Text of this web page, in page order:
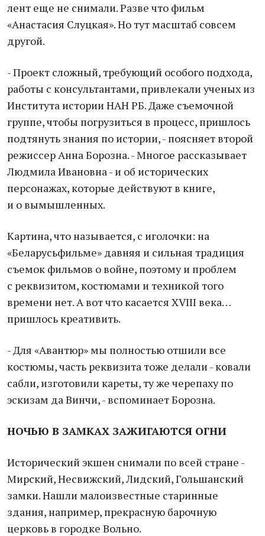
лент еще не снимали. Разве что фильм
«Анастасия Слуцкая». Но тут масштаб совсем
другой.
- Проект сложный, требующий особого подхода,
работы с консультантами, привлекали ученых из
Института истории НАН РБ. Даже съемочной
группе, чтобы погрузиться в процесс, пришлось
подтянуть знания по истории, - поясняет второй
режиссер Анна Борозна. - Многое рассказывает
Людмила Ивановна - и об исторических
персонажах, которые действуют в книге,
и о вымышленных.
Картина, что называется, с иголочки: на
«Беларусьфильме» давняя и сильная традиция
съемок фильмов о войне, поэтому и проблем
с реквизитом, костюмами и техникой того
времени нет. А вот что касается XVIII века…
пришлось креативить.
- Для «Авантюр» мы полностью отшили все
костюмы, часть реквизита тоже делали - ковали
сабли, изготовили кареты, ту же черепаху по
эскизам да Винчи, - вспоминает Борозна.
НОЧЬЮ В ЗАМКАХ ЗАЖИГАЮТСЯ ОГНИ
Исторический экшен снимали по всей стране -
Мирский, Несвижский, Лидский, Гольшанский
замки. Нашли малоизвестные старинные
здания, например, прекрасную барочную
церковь в городке Вольно.